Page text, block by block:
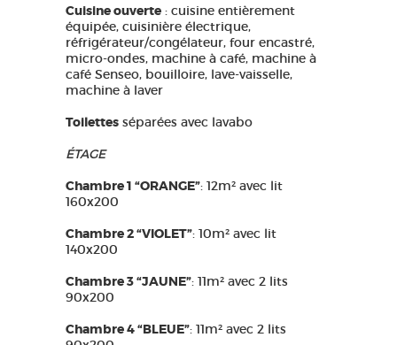
Cuisine ouverte : cuisine entièrement
équipée, cuisinière électrique,
réfrigérateur/congélateur, four encastré,
micro-ondes, machine à café, machine à
café Senseo, bouilloire, lave-vaisselle,
machine à laver
Toilettes séparées avec lavabo
ÉTAGE
Chambre 1 “ORANGE”: 12m² avec lit
160x200
Chambre 2 “VIOLET”: 10m² avec lit
140x200
Chambre 3 “JAUNE”: 11m² avec 2 lits
90x200
Chambre 4 “BLEUE”: 11m² avec 2 lits